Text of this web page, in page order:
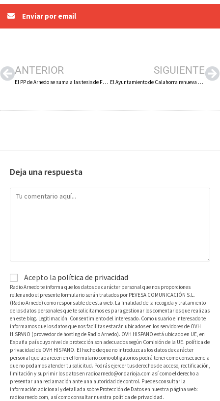
Enviar por email
ANTERIOR
El PP de Arnedo se suma a las tesis de Feijóo y dice que el gobierno central «está haciendo un gran negocio con la crisis»
SIGUIENTE
El Ayuntamiento de Calahorra renueva su adhesión al Programa Platea para los años 2022 y 2023
Deja una respuesta
Acepto la política de privacidad
Radio Arnedo te informa que los datos de carácter personal que nos proporciones
rellenando el presente formulario serán tratados por PEVESA COMUNICACIÓN S.L.
(Radio Arnedo) como responsable de esta web. La finalidad de la recogida y tratamiento
de los datos personales que te solicitamos es para gestionar los comentarios que realizas
en este blog. Legitimación: Consentimiento del interesado. Como usuario e interesado te
informamos que los datos que nos facilitas estarán ubicados en los servidores de OVH
HISPANO (proveedor de hosting de Radio Arnedo). OVH HISPANO está ubicado en UE, en
España país cuyo nivel de protección son adecuados según Comisión de la UE. política de
privacidad de OVH HISPANO. El hecho de que no introduzcas los datos de carácter
personal que aparecen en el formulario como obligatorios podrá tener como consecuencia
que no podamos atender tu solicitud. Podrás ejercer tus derechos de acceso, rectificación,
limitación y suprimir los datos en radioarnedo@ondarioja.com así como el derecho a
presentar una reclamación ante una autoridad de control. Puedes consultar la
información adicional y detallada sobre Protección de Datos en nuestra página web:
radioarnedo.com, así como consultar nuestra política de privacidad.